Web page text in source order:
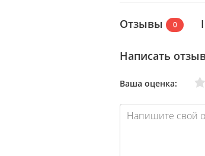
Отзывы 0
Написать
Ваша оценка:Плохо
Очень плохо